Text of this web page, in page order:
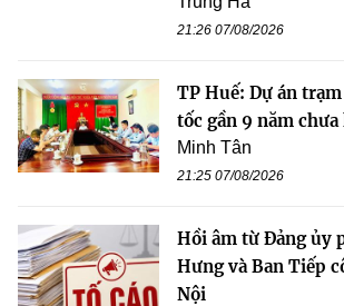
21:26 07/08/2026
TP Huế: Dự án
tốc gần 9 năm
Minh Tân
21:25 07/08/2026
Hồi âm từ Đảng ủy
Hưng và Ban Tiếp
Nội